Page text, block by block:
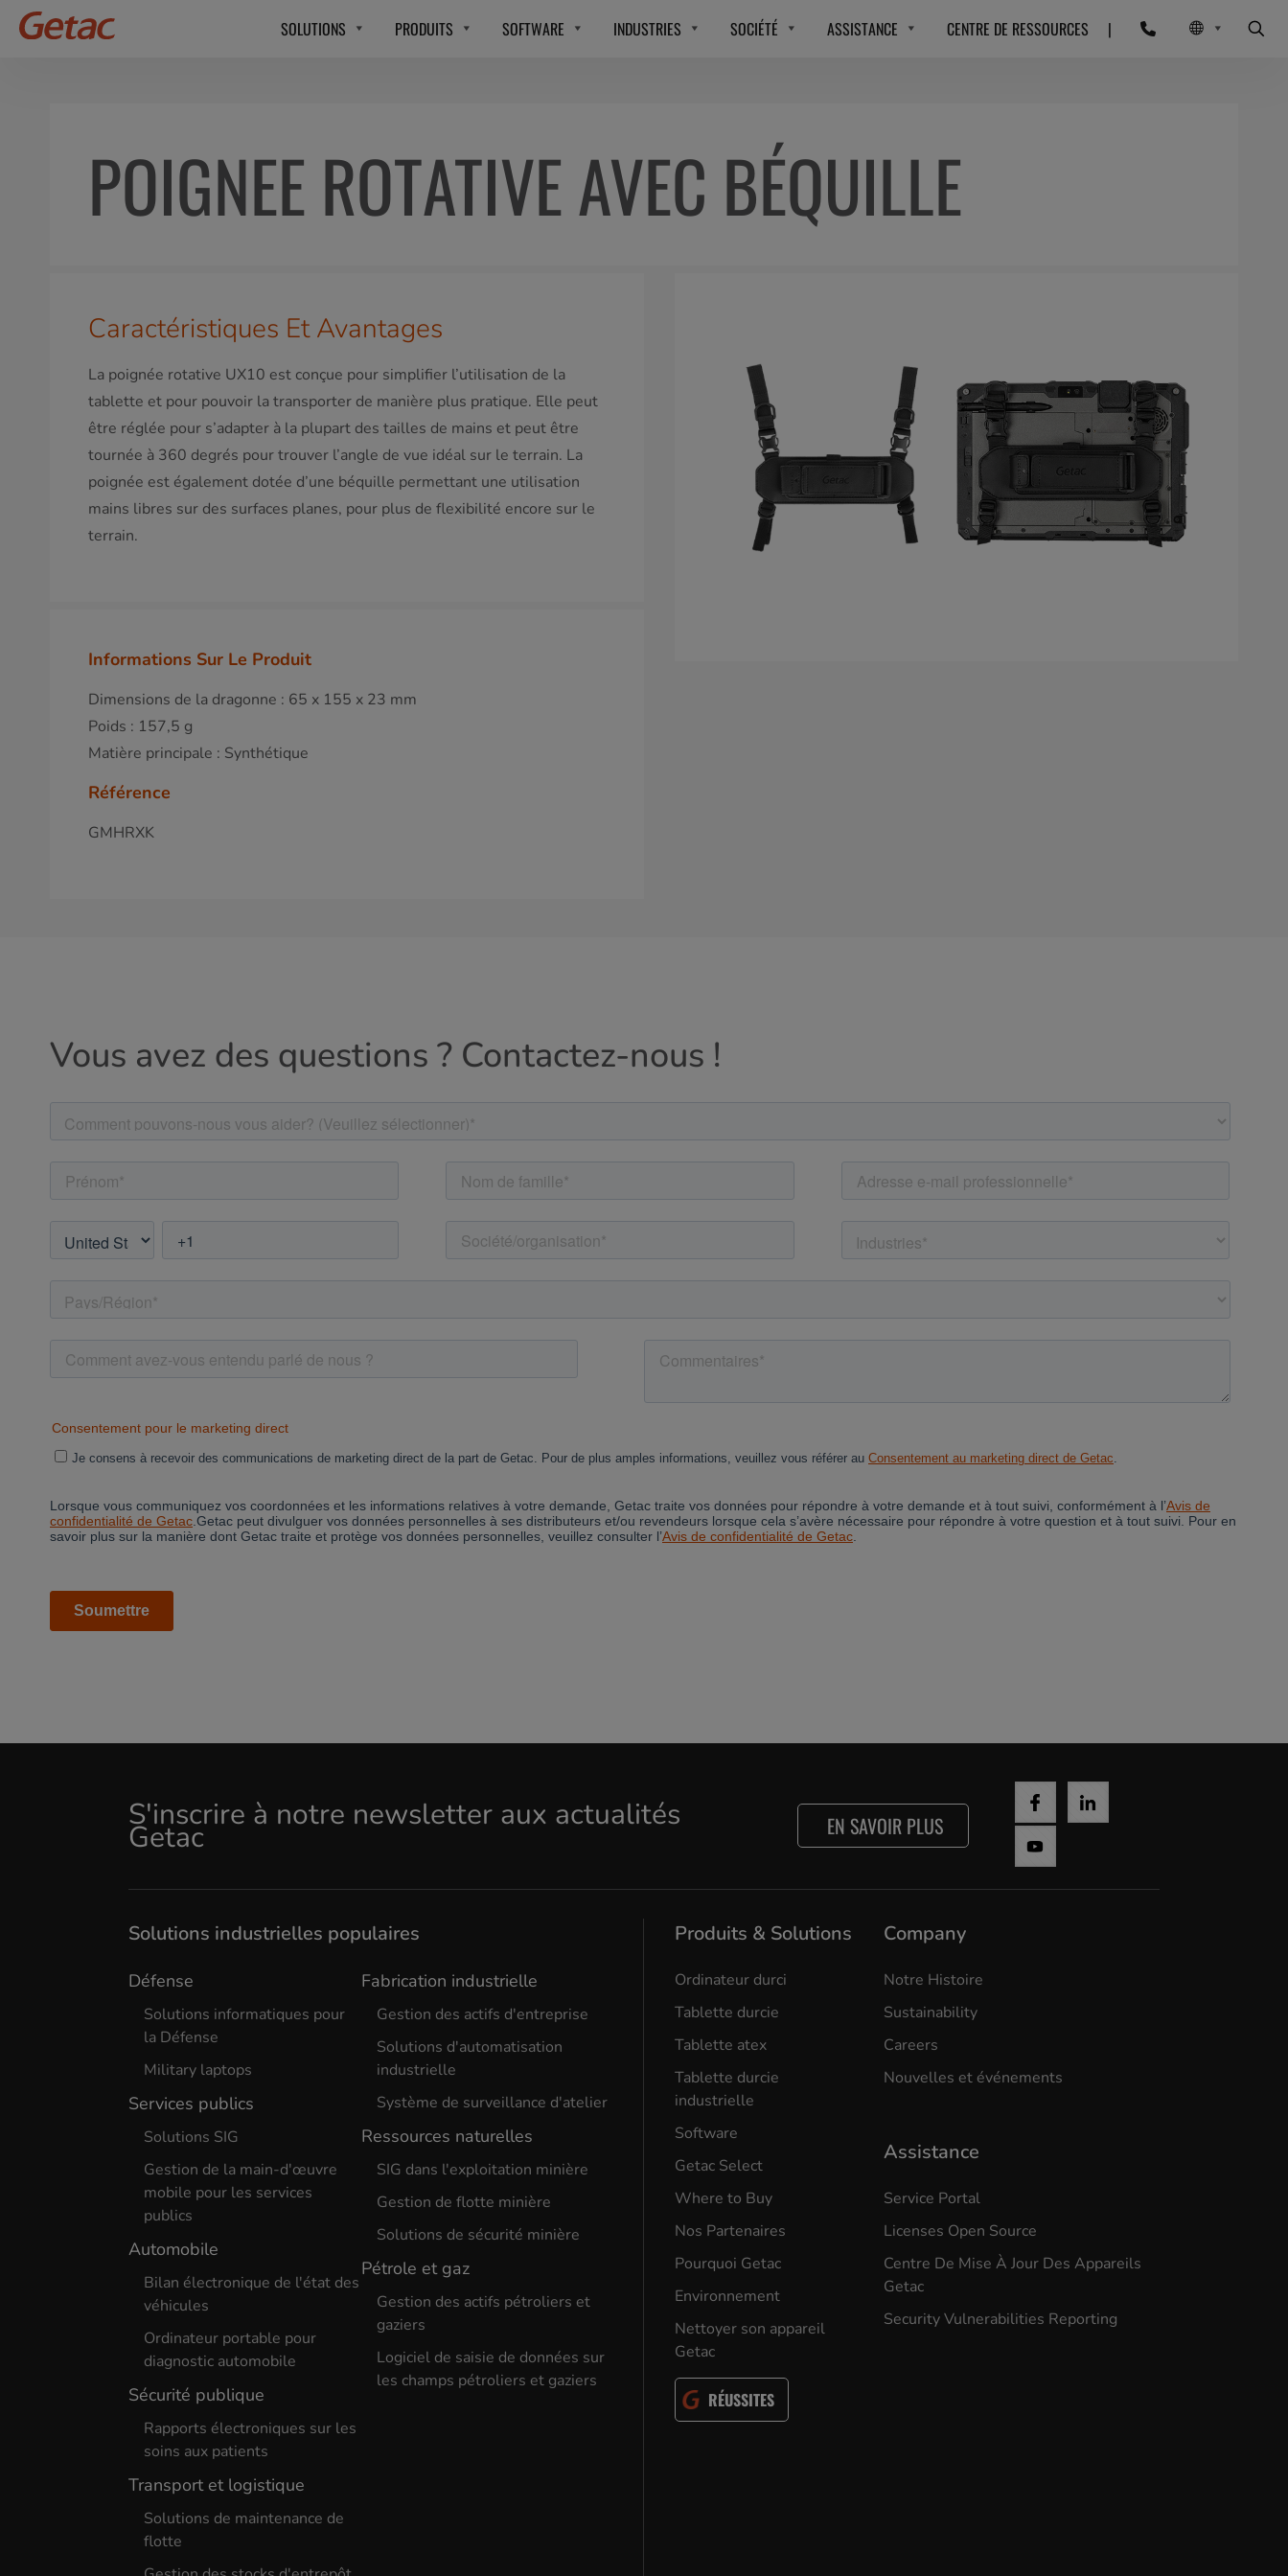
SOLUTIONS PRODUITS SOFTWARE INDUSTRIES SOCIÉTÉ ASSISTANCE CENTRE DE RESSOURCES |
POIGNEE ROTATIVE AVEC BÉQUILLE
Caractéristiques Et Avantages
La poignée rotative UX10 est conçue pour simplifier l’utilisation de la
tablette et pour pouvoir la transporter de manière plus pratique. Elle peut
être réglée pour s’adapter à la plupart des tailles de mains et peut être
tournée à 360 degrés pour trouver l’angle de vue idéal sur le terrain. La
poignée est également dotée d’une béquille permettant une utilisation
mains libres sur des surfaces planes, pour plus de flexibilité encore sur le
terrain.
Informations Sur Le Produit
Dimensions de la dragonne : 65 x 155 x 23 mm
Poids : 157,5 g
Matière principale : Synthétique
Référence
GMHRXK
Vous avez des questions ? Contactez-nous !
S'inscrire à notre newsletter aux actualités
Getac EN SAVOIR PLUS
Solutions industrielles populaires
Défense
Solutions informatiques pour
la Défense
Military laptops
Services publics
Solutions SIG
Gestion de la main-d'œuvre
mobile pour les services
publics
Automobile
Bilan électronique de l'état des
véhicules
Ordinateur portable pour
diagnostic automobile
Sécurité publique
Rapports électroniques sur les
soins aux patients
Transport et logistique
Solutions de maintenance de
flotte
Fabrication industrielle
Gestion des actifs d'entreprise
Solutions d'automatisation
industrielle
Système de surveillance d'atelier
Ressources naturelles
SIG dans l'exploitation minière
Gestion de flotte minière
Solutions de sécurité minière
Pétrole et gaz
Gestion des actifs pétroliers et
gaziers
Logiciel de saisie de données sur
les champs pétroliers et gaziers
Produits & Solutions
Ordinateur durci
Tablette durcie
Tablette atex
Tablette durcie
industrielle
Software
Getac Select
Where to Buy
Nos Partenaires
Pourquoi Getac
Environnement
Nettoyer son appareil
Getac
RÉUSSITES
Company
Notre Histoire
Sustainability
Careers
Nouvelles et événements
Assistance
Service Portal
Licenses Open Source
Centre De Mise À Jour Des Appareils
Getac
Security Vulnerabilities Reporting